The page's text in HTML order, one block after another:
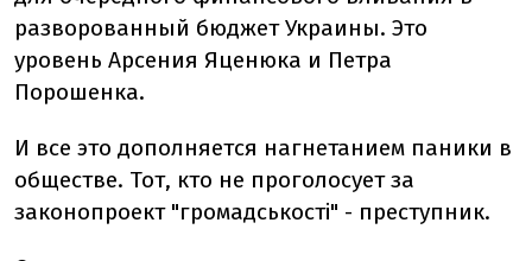
разворованный бюджет Украины. Это
уровень Арсения Яценюка и Петра
Порошенка.
И все это дополняется нагнетанием паники в
обществе. Тот, кто не проголосует за
законопроект "громадськості" - преступник.